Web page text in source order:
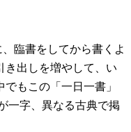
臨書をしてから書くよ
き出しを増やして、い
もこの「一日一書」
一字、異なる古典で掲